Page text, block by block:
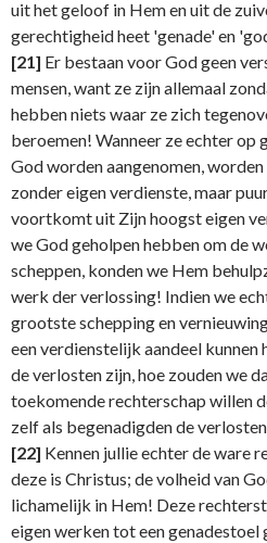
uit het geloof in Hem en uit de
gerechtigheid heet 'genade' en
[21] Er bestaan voor God geen
mensen, want ze zijn allemaal
hebben niets waar ze zich
beroemen! Wanneer ze echter op
God worden aangenomen,
zonder eigen verdienste, maar
voortkomt uit Zijn hoogst eigen
we God geholpen hebben om de
scheppen, konden we Hem
werk der verlossing! Indien we
grootste schepping en
een verdienstelijk aandeel
de verlosten zijn, hoe zouden we
toekomende rechterschap willen
zelf als begenadigden de
[22] Kennen jullie echter de ware
deze is Christus; de volheid van
lichamelijk in Hem! Deze
eigen werken tot een genadestoel